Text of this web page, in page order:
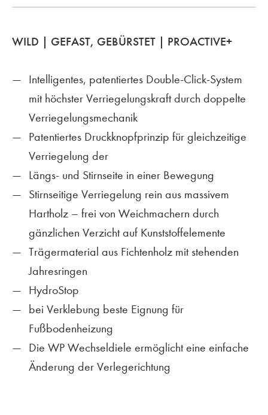
WILD | GEFAST, GEBÜRSTET | PROACTIVE+
Intelligentes, patentiertes Double-Click-System
mit höchster Verriegelungskraft durch doppelte
Verriegelungsmechanik
Patentiertes Druckknopfprinzip für gleichzeitige
Verriegelung der
Längs- und Stirnseite in einer Bewegung
Stirnseitige Verriegelung rein aus massivem
Hartholz – frei von Weichmachern durch
gänzlichen Verzicht auf Kunststoffelemente
Trägermaterial aus Fichtenholz mit stehenden
Jahresringen
HydroStop
bei Verklebung beste Eignung für
Fußbodenheizung
Die WP Wechseldiele ermöglicht eine einfache
Änderung der Verlegerichtung